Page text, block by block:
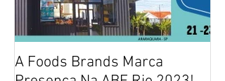
A Foods Brands Marca